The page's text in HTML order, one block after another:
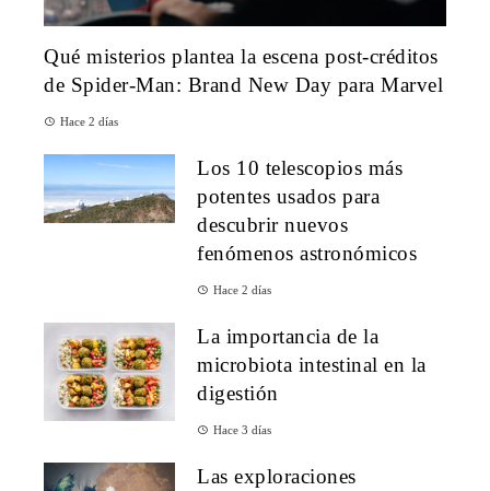
Qué misterios plantea la escena post-créditos
de Spider-Man: Brand New Day para Marvel
Hace 2 días
Los 10 telescopios más
potentes usados para
descubrir nuevos
fenómenos astronómicos
Hace 2 días
La importancia de la
microbiota intestinal en la
digestión
Hace 3 días
Las exploraciones